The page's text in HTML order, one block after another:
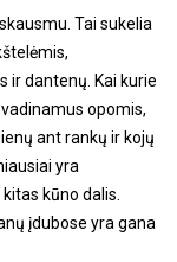
Tai sukelia
ir dantenų. Kai kurie
opomis,
ant rankų ir kojų
yra
kūno dalis.
įdubose yra gana